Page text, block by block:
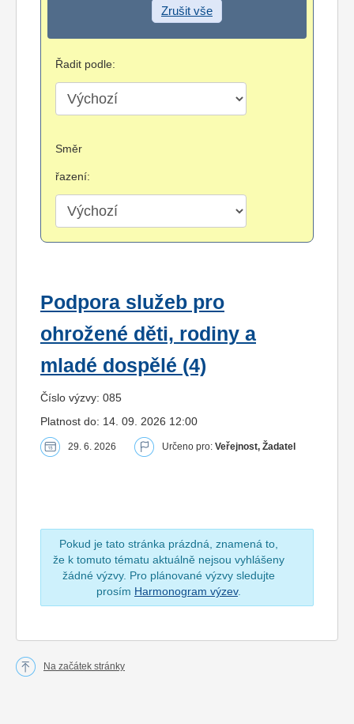
Zrušit vše
Řadit podle:
Směr
řazení:
Podpora služeb pro
ohrožené děti, rodiny a
mladé dospělé (4)
Číslo výzvy: 085
Platnost do: 14. 09. 2026 12:00
29. 6. 2026 Určeno pro: Veřejnost, Žadatel
Pokud je tato stránka prázdná, znamená to,
že k tomuto tématu aktuálně nejsou vyhlášeny
žádné výzvy. Pro plánované výzvy sledujte
prosím Harmonogram výzev.
Na začátek stránky